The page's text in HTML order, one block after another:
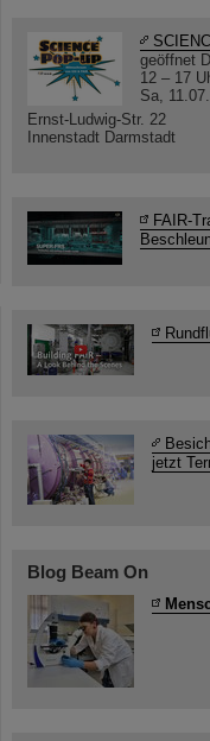
geöffnet
12 – 17
Sa,
Ernst-Ludwig-Str. 22
Innenstadt Darmstadt
FAIR-
jetzt
Blog Beam On